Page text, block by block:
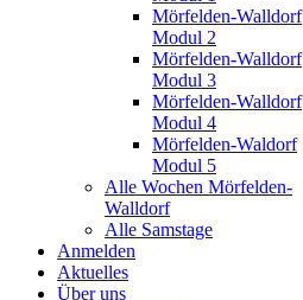
Mörfelden-Walldorf
Modul 2
Mörfelden-Walldorf
Modul 3
Mörfelden-Walldorf
Modul 4
Mörfelden-Waldorf
Modul 5
Alle Wochen Mörfelden-
Walldorf
Alle Samstage
Anmelden
Aktuelles
Über uns